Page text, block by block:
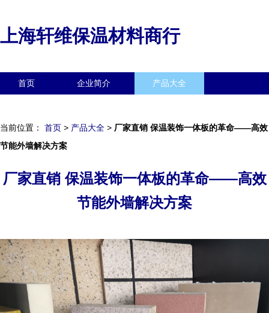
上海轩维保温材料商行
首页 企业简介 产品大全
当前位置： 首页 > 产品大全 > 厂家直销 保温装饰一体板的革命——高效
节能外墙解决方案
厂家直销 保温装饰一体板的革命——高效
节能外墙解决方案